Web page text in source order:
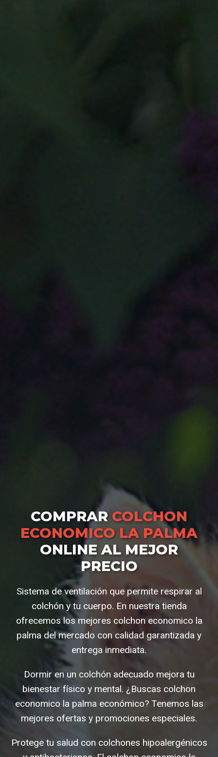
COMPRAR COLCHON
ECONOMICO LA PALMA
ONLINE AL MEJOR
PRECIO
Sistema de ventilación que permite respirar al
colchón y tu cuerpo. En nuestra tienda
ofrecemos los mejores colchon economico la
palma del mercado con calidad garantizada y
entrega inmediata.
Dormir en un colchón adecuado mejora tu
bienestar físico y mental. ¿Buscas colchon
economico la palma económico? Tenemos las
mejores ofertas y promociones especiales.
Protege tu salud con colchones hipoalergénicos